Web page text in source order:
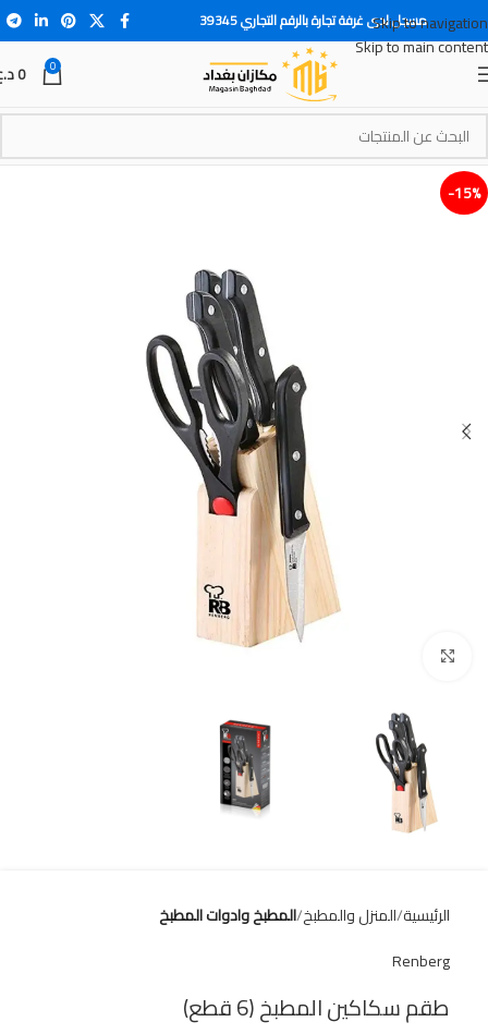
Skip to navigation
Skip to main content
مسجل لدى غرفة تجارة بالرقم التجاري 39345
0
0
15%-
الرئيسية المنزل والمطبخ المطبخ وادوات المطبخ
Renberg